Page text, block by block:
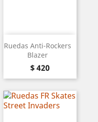
Ruedas Anti-Rockers
Blazer
Precio
$ 420